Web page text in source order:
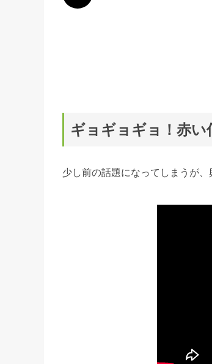
ギョギョギョ！赤い
少し前の話題になってしまうが